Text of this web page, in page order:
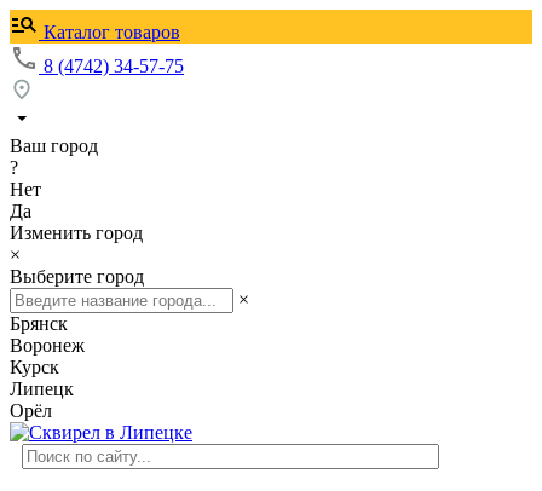
Каталог товаров
8 (4742) 34-57-75
Ваш город
?
Нет
Да
Изменить город
×
Выберите город
×
Брянск
Воронеж
Курск
Липецк
Орёл